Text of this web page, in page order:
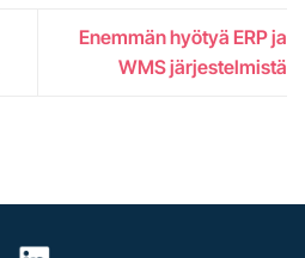
Enemmän hyötyä ERP ja
WMS järjestelmistä